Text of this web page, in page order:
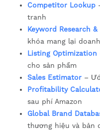
Competitor Lookup
tranh
Keyword Research &
khóa mang lại
Listing Optimization
cho sản phẩm
Sales Estimator –
Profitability
sau phí Amazon
Global Brand
thương hiệu và bản